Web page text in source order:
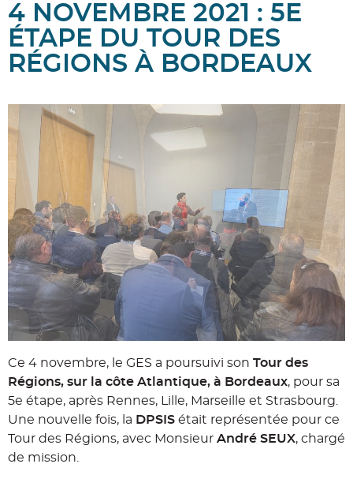
4 NOVEMBRE 2021 : 5E
ÉTAPE DU TOUR DES
RÉGIONS À BORDEAUX
Ce 4 novembre, le GES a poursuivi son Tour des
Régions, sur la côte Atlantique, à Bordeaux, pour sa
5e étape, après Rennes, Lille, Marseille et Strasbourg.
Une nouvelle fois, la DPSIS était représentée pour ce
Tour des Régions, avec Monsieur André SEUX, chargé
de mission.